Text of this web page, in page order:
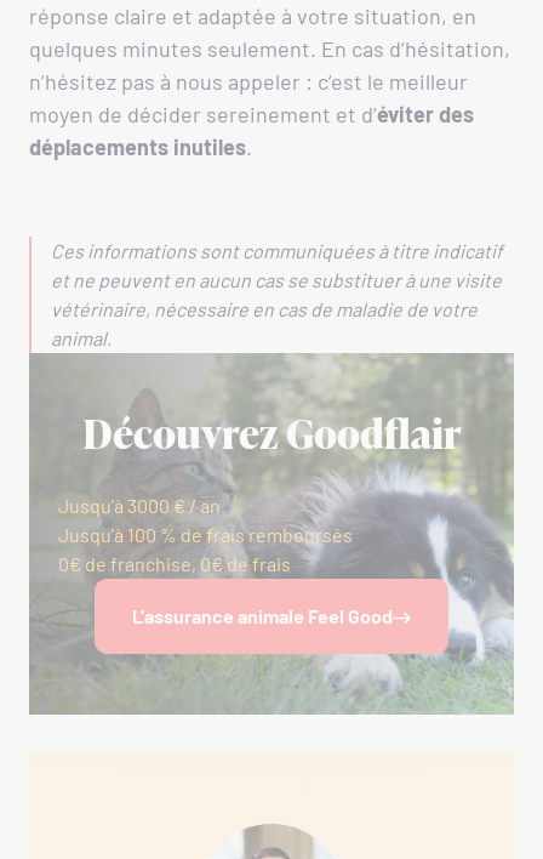
réponse claire et adaptée à votre situation, en
quelques minutes seulement. En cas d’hésitation,
n’hésitez pas à nous appeler : c’est le meilleur
moyen de décider sereinement et d’éviter des
déplacements inutiles.
Ces informations sont communiquées à titre indicatif
et ne peuvent en aucun cas se substituer à une visite
vétérinaire, nécessaire en cas de maladie de votre
animal.
Découvrez Goodflair
Jusqu’à 3000 € / an
Jusqu’à 100 % de frais remboursés
0€ de franchise, 0€ de frais
L'assurance animale Feel Good